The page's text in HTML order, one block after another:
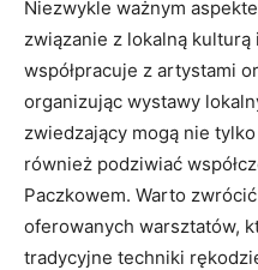
Niezwykle ważnym
związanie z lokalną
współpracuje z artystami
‌organizując ⁢wystawy
⁢zwiedzający mogą nie
⁤również podziwiać
Paczkowem.⁣ Warto
oferowanych warsztatów,
tradycyjne techniki